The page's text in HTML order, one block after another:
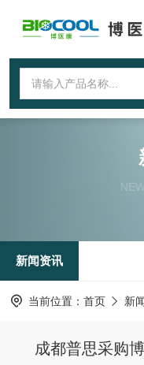
新闻资讯
当前位置： 首页 新
成都普思采购